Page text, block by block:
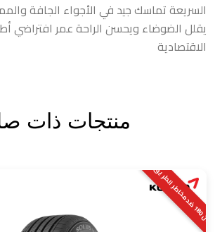
السريعة تماسك جيد في الأجواء الجافة
يقلل الضوضاء ويحسن الراحة عمر افتراضي
الاقتصادية
منتجات ذات
ض
م
ا
1
8
0
ض
د
م
خ
ا
ط
ر
ا
ل
ط
ر
ي